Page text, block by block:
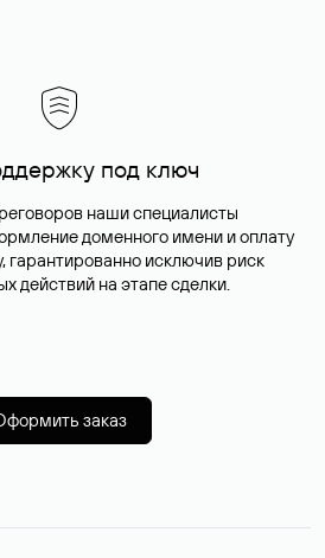
под ключ
наши специалисты
доменного имени и оплату
гарантированно исключив риск
действий на этапе сделки.
заказ